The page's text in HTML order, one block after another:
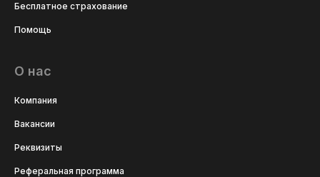
Бесплатное страхование
Помощь
О нас
Компания
Вакансии
Реквизиты
Реферальная программа